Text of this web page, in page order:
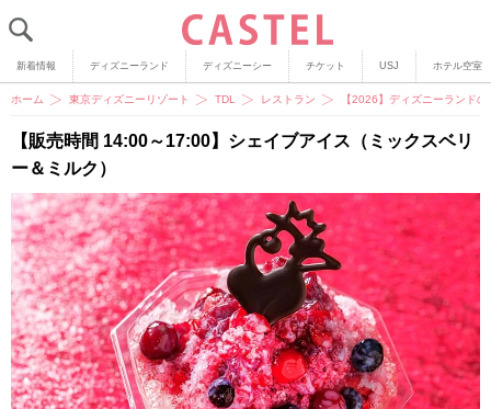
新着情報 ディズニーランド ディズニーシー チケット USJ ホテル空室
ホーム 東京ディズニーリゾート TDL レストラン 【2026】ディズニーランド
【販売時間 14:00～17:00】シェイブアイス（ミックスベリ
ー＆ミルク）